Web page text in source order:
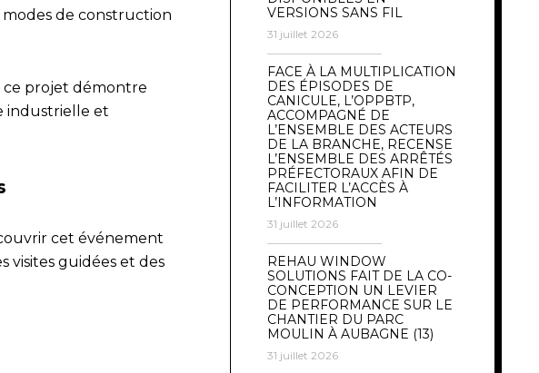
de construction
ce projet démontre
industrielle et
cet événement
visites guidées et des
VERSIONS SANS FIL
31 juillet 2026
FACE À LA MULTIPLICATION
DES ÉPISODES DE
CANICULE, L’OPPBTP,
ACCOMPAGNÉ DE
L’ENSEMBLE DES ACTEURS
DE LA BRANCHE, RECENSE
L’ENSEMBLE DES ARRÊTÉS
PRÉFECTORAUX AFIN DE
FACILITER L’ACCÈS À
L’INFORMATION
31 juillet 2026
REHAU WINDOW
SOLUTIONS FAIT DE LA CO-
CONCEPTION UN LEVIER
DE PERFORMANCE SUR LE
CHANTIER DU PARC
MOULIN À AUBAGNE (13)
31 juillet 2026